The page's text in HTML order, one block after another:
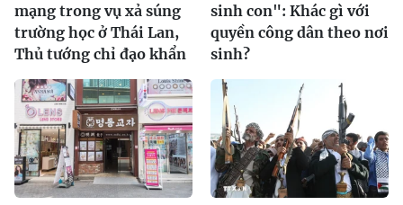
mạng trong vụ xả súng
trường học ở Thái Lan,
Thủ tướng chỉ đạo khẩn
sinh con": Khác gì với
quyền công dân theo nơi
sinh?